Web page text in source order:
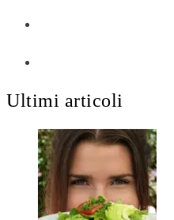
Ultimi articoli